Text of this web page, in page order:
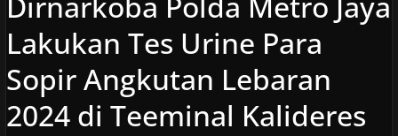
Lakukan Tes Urine Para
Sopir Angkutan Lebaran
2024 di Teeminal Kalideres